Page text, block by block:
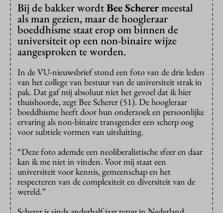
Bij de bakker wordtBee Scherermeestal
als man gezien, maar de hoogleraar
boeddhisme staat erop om binnen de
universiteit op een non-binaire wijze
aangesproken te worden.
In de VU-nieuwsbrief stond een foto van de drie leden
van het college van bestuur van de universiteit strak in
pak. Dat gaf mij absoluut niet het gevoel dat ik hier
thuishoorde, zegt Bee Scherer (51). De hoogleraar
boeddhisme heeft door hun onderzoek en persoonlijke
ervaring als non-binaire transgender een scherp oog
voor subtiele vormen van uitsluiting.
“Deze foto ademde een neoliberalistische sfeer en daar
kan ik me niet in vinden. Voor mij staat een
universiteit voor kennis, gemeenschap en het
respecteren van de complexiteit en diversiteit van de
wereld.”